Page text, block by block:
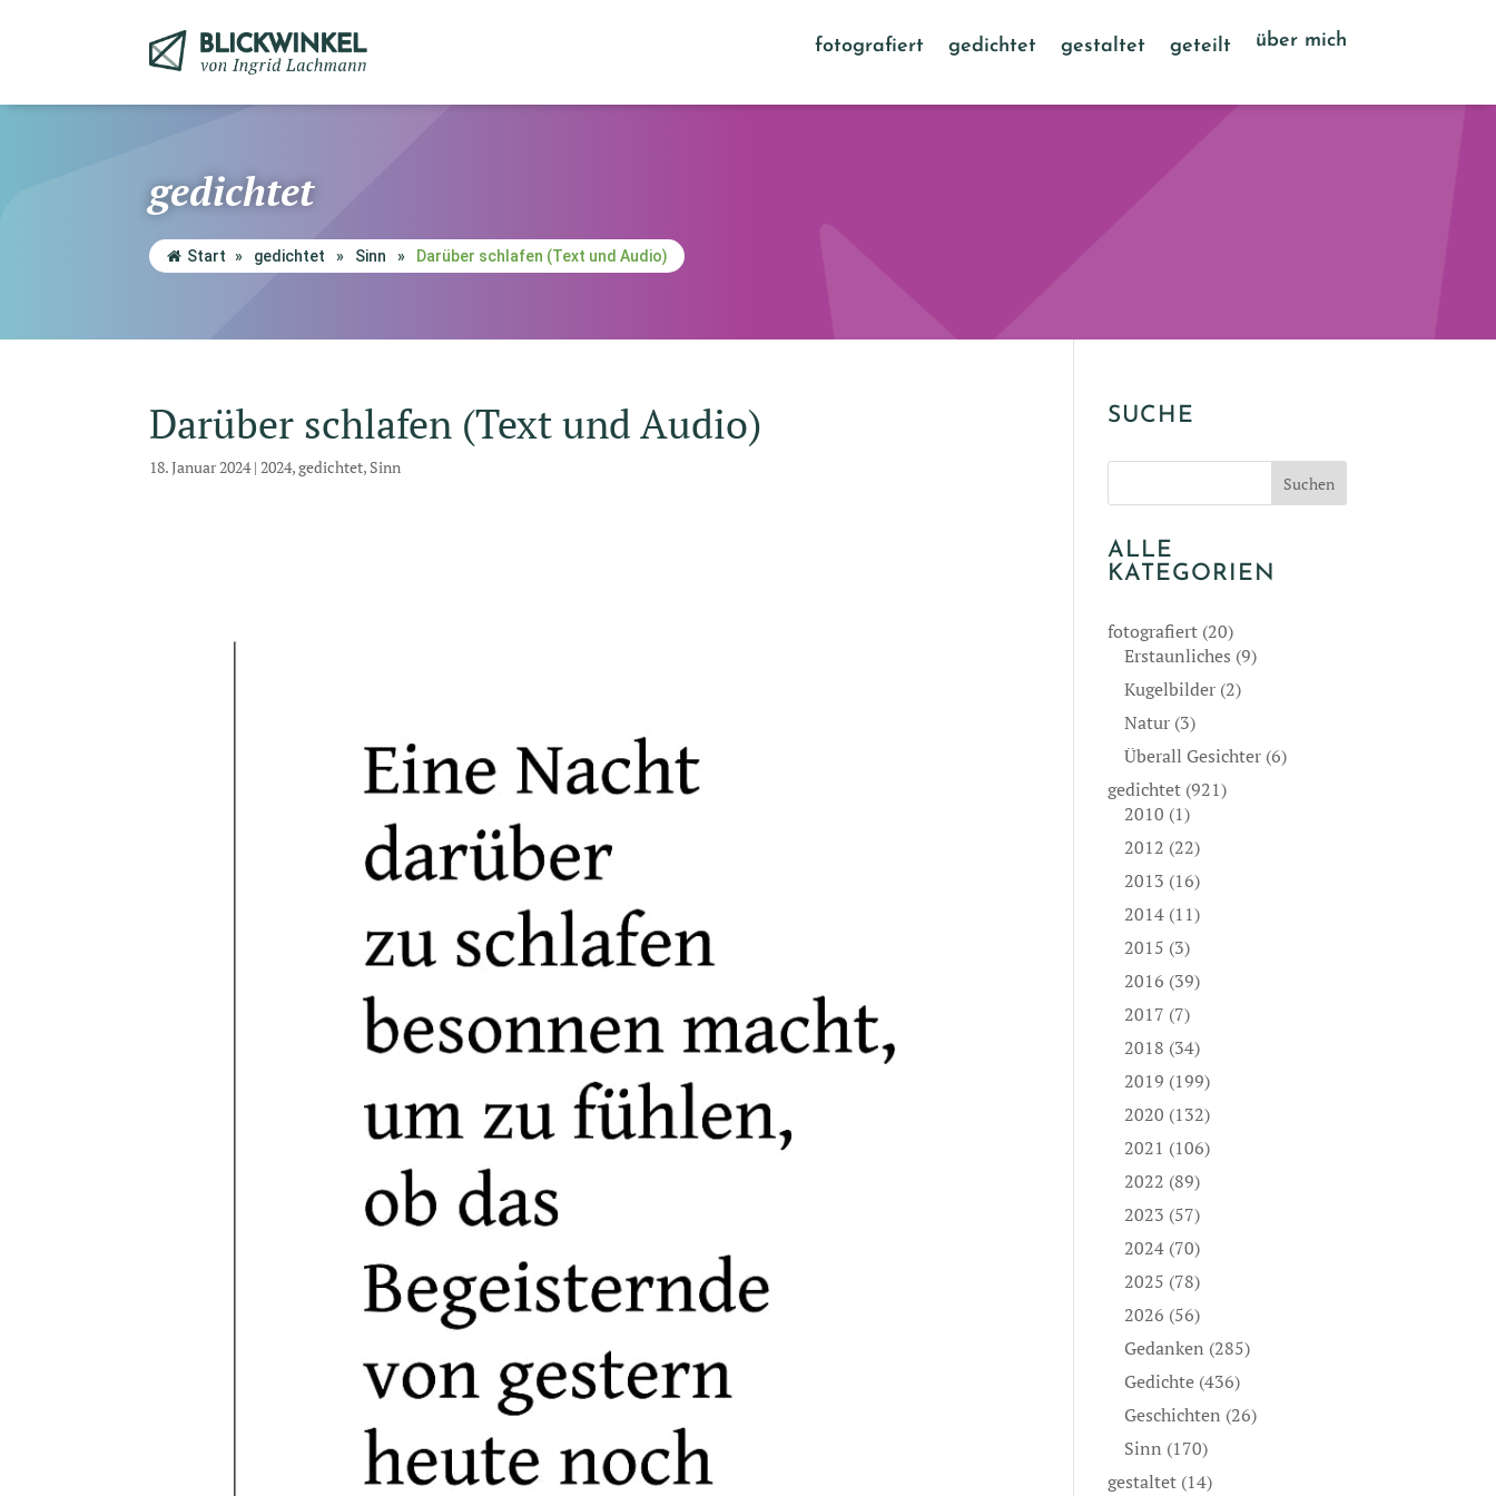
fotografiert gedichtet gestaltet geteilt über mich
gedichtet
Start » gedichtet » Sinn » Darüber schlafen (Text und Audio)
Darüber schlafen (Text und Audio)
18. Januar 2024|2024,gedichtet, Sinn
SUCHE
ALLE
KATEGORIEN
fotografiert(20)
Erstaunliches (9)
Kugelbilder(2)
Natur(3)
Überall Gesichter(6)
gedichtet(921)
2010 (1)
2012 (22)
2013 (16)
2014(11)
2015 (3)
2016 (39)
2017 (7)
2018 (34)
2019 (199)
2020 (132)
2021 (106)
2022 (89)
2023 (57)
2024(70)
2025 (78)
2026 (56)
Gedanken (285)
Gedichte(436)
Geschichten (26)
Sinn (170)
gestaltet(14)